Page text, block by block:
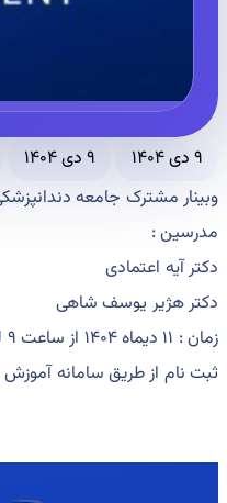
۹ دی ۱۴۰۴ ۹ دی ۱۴۰۴
وبینار مشترک جامعه
مدرسین :
دکتر آیه اعتمادی
دکتر هژیر یوسف شاهی
زمان : ۱۱ دیماه ۱۴۰۴ از ساعت ۹ لغایت۱۲
ثبت نام از طریق سامانه آموزش